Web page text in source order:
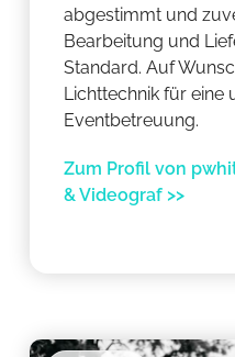
abgestimmt und
Bearbeitung und
Standard. Auf
Lichttechnik für eine
Eventbetreuung.
Zum Profil von
& Videograf >>